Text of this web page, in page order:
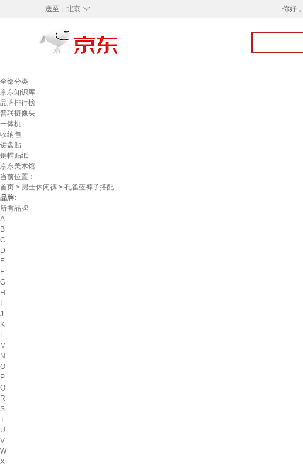
◇
送至： 北京 你好，
全部分类
京东知识库
品牌排行榜
普联摄像头
一体机
收纳包
键盘贴
键帽贴纸
京东美术馆
当前位置：
首页 > 男士休闲裤 > 孔雀蓝裤子搭配
品牌:
所有品牌
A
B
C
D
E
F
G
H
J
K
L
M
N
O
P
Q
R
S
T
U
V
W
X